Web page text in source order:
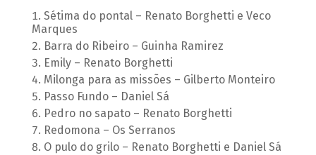
Sétima do pontal – Renato Borghetti e Veco
Marques
Barra do Ribeiro – Guinha Ramirez
Emily – Renato Borghetti
Milonga para as missões – Gilberto Monteiro
Passo Fundo – Daniel Sá
Pedro no sapato – Renato Borghetti
Redomona – Os Serranos
O pulo do grilo – Renato Borghetti e Daniel Sá